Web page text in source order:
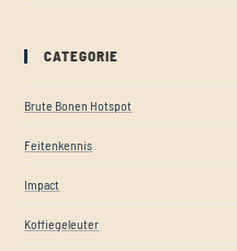
CATEGORIE
Brute Bonen Hotspot
Feitenkennis
Impact
Koffiegeleuter